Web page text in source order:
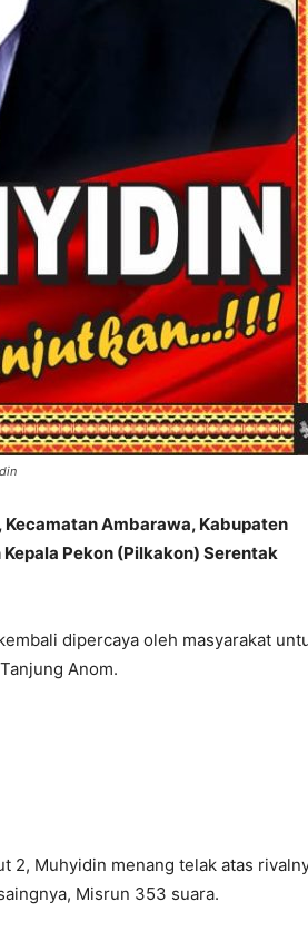
Ambarawa, Kabupaten
Pekon (Pilkakon) Serentak
dipercaya oleh masyarakat
Anom.
2, Muhyidin menang telak atas
Misrun 353 suara.